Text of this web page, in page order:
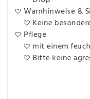
Warnhinweise &
Keine
Pflege
mit einem
Bitte keine